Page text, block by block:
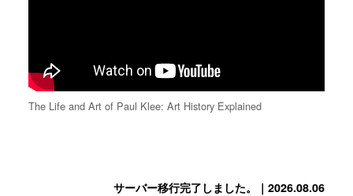
The Life and Art of Paul Klee: Art History Explained
サーバー移行完了しました。｜2026.08.06